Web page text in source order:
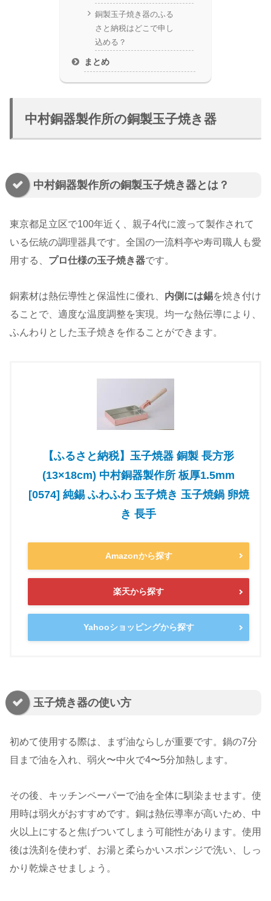
銅製玉子焼き器のふる
さと納税はどこで申し
込める？
まとめ
中村銅器製作所の銅製玉子焼き器
中村銅器製作所の銅製玉子焼き器とは？
東京都足立区で100年近く、親子4代に渡って製作されて
いる伝統の調理器具です。全国の一流料亭や寿司職人も愛
用する、 プロ仕様の玉子焼き器です。
銅素材は熱伝導性と保温性に優れ、 内側には錫を焼き付け
ることで、適度な温度調整を実現。均一な熱伝導により、
ふんわりとした玉子焼きを作ることができます。
【ふるさと納税】玉子焼器 銅製 長方形
(13×18cm) 中村銅器製作所 板厚1.5mm
[0574] 純錫 ふわふわ 玉子焼き 玉子焼鍋 卵焼
き 長手
Amazonから探す
楽天から探す
Yahooショッピングから探す
玉子焼き器の使い方
初めて使用する際は、まず油ならしが重要です。鍋の7分
目まで油を入れ、弱火〜中火で4〜5分加熱します。
その後、キッチンペーパーで油を全体に馴染ませます。使
用時は弱火がおすすめです。銅は熱伝導率が高いため、中
火以上にすると焦げついてしまう可能性があります。使用
後は洗剤を使わず、お湯と柔らかいスポンジで洗い、しっ
かり乾燥させましょう。